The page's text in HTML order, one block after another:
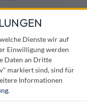
Dienste wir auf
Einwilligung werden
Daten an Dritte
markiert sind, sind für
Informationen
.